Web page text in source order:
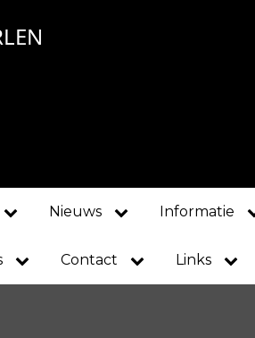
Nieuws Informatie
Contact Links